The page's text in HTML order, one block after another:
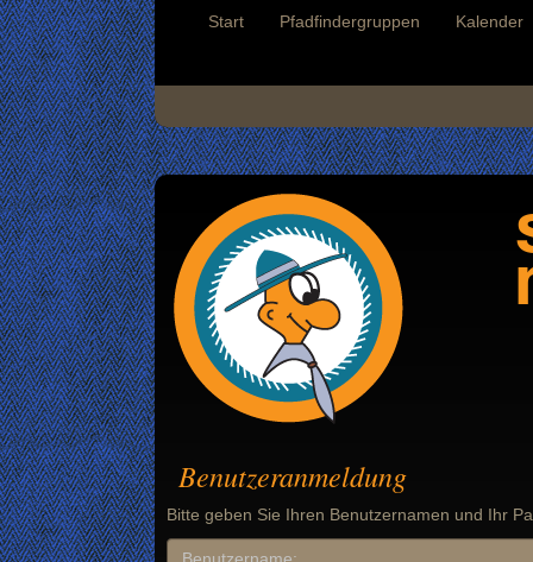
Start Pfadfindergruppen Kalender
Benutzeranmeldung
Bitte geben Sie Ihren Benutzernamen und Ihr